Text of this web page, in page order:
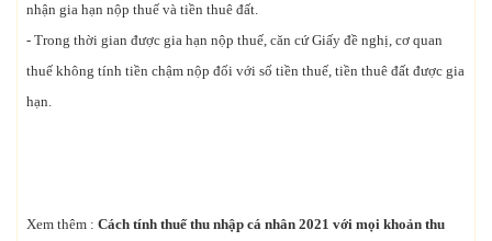
nhận gia hạn nộp thuế và tiền thuê đất.
- Trong thời gian được gia hạn nộp thuế, căn cứ Giấy đề nghị, cơ quan
thuế không tính tiền chậm nộp đối với số tiền thuế, tiền thuê đất được gia
hạn.
Xem thêm : Cách tính thuế thu nhập cá nhân 2021 với mọi khoản thu